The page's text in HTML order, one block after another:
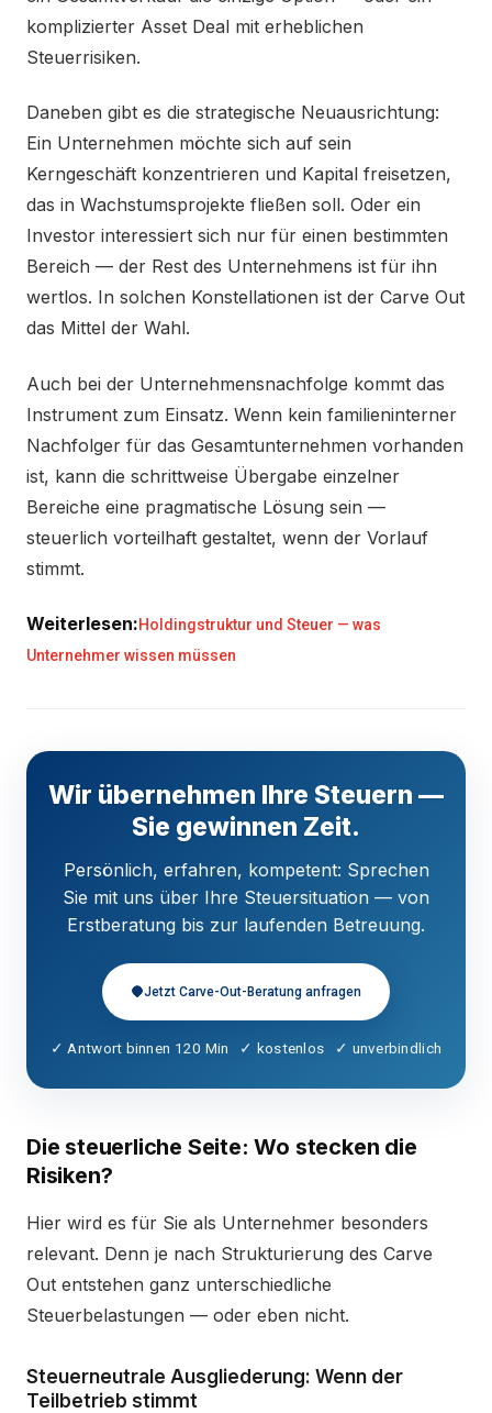
komplizierter Asset Deal mit erheblichen
Steuerrisiken.
Daneben gibt es die strategische Neuausrichtung:
Ein Unternehmen möchte sich auf sein
Kerngeschäft konzentrieren und Kapital freisetzen,
das in Wachstumsprojekte fließen soll. Oder ein
Investor interessiert sich nur für einen bestimmten
Bereich — der Rest des Unternehmens ist für ihn
wertlos. In solchen Konstellationen ist der Carve Out
das Mittel der Wahl.
Auch bei der Unternehmensnachfolge kommt das
Instrument zum Einsatz. Wenn kein familieninterner
Nachfolger für das Gesamtunternehmen vorhanden
ist, kann die schrittweise Übergabe einzelner
Bereiche eine pragmatische Lösung sein —
steuerlich vorteilhaft gestaltet, wenn der Vorlauf
stimmt.
Weiterlesen:Holdingstruktur und Steuer — was
Unternehmer wissen müssen
Wir übernehmen Ihre Steuern —
Sie gewinnen Zeit.
Persönlich, erfahren, kompetent: Sprechen
Sie mit uns über Ihre Steuersituation — von
Erstberatung bis zur laufenden Betreuung.
Jetzt Carve-Out-Beratung anfragen
✓ Antwort binnen 120 Min ✓ kostenlos ✓ unverbindlich
Die steuerliche Seite: Wo stecken die
Risiken?
Hier wird es für Sie als Unternehmer besonders
relevant. Denn je nach Strukturierung des Carve
Out entstehen ganz unterschiedliche
Steuerbelastungen — oder eben nicht.
Steuerneutrale Ausgliederung: Wenn der
Teilbetrieb stimmt